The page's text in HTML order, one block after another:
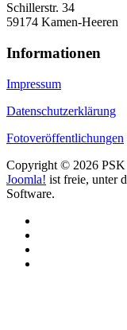
Schillerstr. 34
59174 Kamen-Heeren
Informationen
Impressum
Datenschutzerklärung
Fotoveröffentlichungen
Copyright © 2026 PSK
Joomla! ist freie, unter
Software.